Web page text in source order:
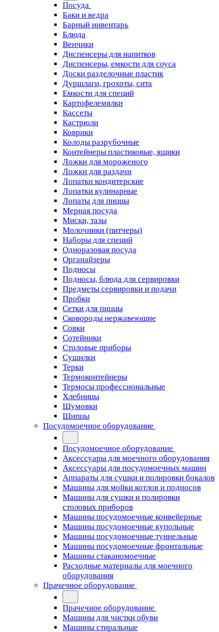
Посуда
Баки и ведра
Барный инвентарь
Блюда
Венчики
Диспенсеры для напитков
Диспенсеры, емкости для соуса
Доски разделочные пластик
Дуршлаги, грохоты, сита
Емкости для специй
Картофелемялки
Кассеты
Кастрюли
Коврики
Колоды разрубочные
Контейнеры пластиковые, ящики
Ложки для мороженого
Ложки для раздачи
Лопатки кондитерские
Лопатки кулинарные
Лопаты для пиццы
Мерная посуда
Миски, тазы
Молочники (питчеры)
Наборы для специй
Одноразовая посуда
Органайзеры
Подносы
Подносы, блюда для сервировки
Предметы сервировки и подачи
Пробки
Сетки для пиццы
Сковороды нержавеющие
Совки
Сотейники
Столовые приборы
Сушилки
Терки
Термоконтейнеры
Термосы профессиональные
Хлебницы
Шумовки
Щипцы
Посудомоечное оборудование
Посудомоечное оборудование
Аксессуары для моечного оборудования
Аксессуары для посудомоечных машин
Аппараты для сушки и полировки бокалов
Машины для мойки котлов и подносов
Машины для сушки и полировки
столовых приборов
Машины посудомоечные конвейерные
Машины посудомоечные купольные
Машины посудомоечные туннельные
Машины посудомоечные фронтальные
Машины стаканомоечные
Расходные материалы для моечного
оборудования
Прачечное оборудование
Прачечное оборудование
Машины для чистки обуви
Машины стиральные